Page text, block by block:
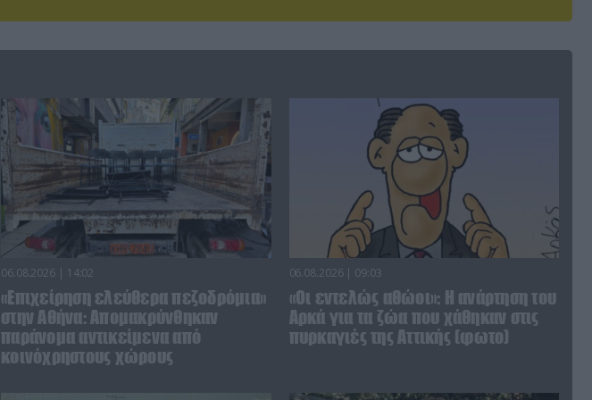
06.08.2026 | 14:02
«Επιχείρηση ελεύθερα πεζοδρόμια»
στην Αθήνα: Απομακρύνθηκαν
παράνομα αντικείμενα από
κοινόχρηστους χώρους
06.08.2026 | 09:03
«Οι εντελώς αθώοι»: Η ανάρτηση του
Αρκά για τα ζώα που χάθηκαν στις
πυρκαγιές της Αττικής (φωτο)